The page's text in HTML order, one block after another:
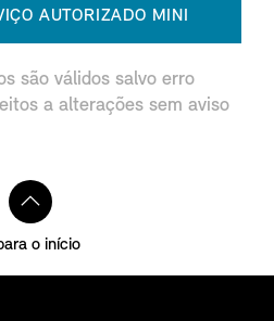
AUTORIZADO MINI
são válidos salvo erro
a alterações sem aviso
o início